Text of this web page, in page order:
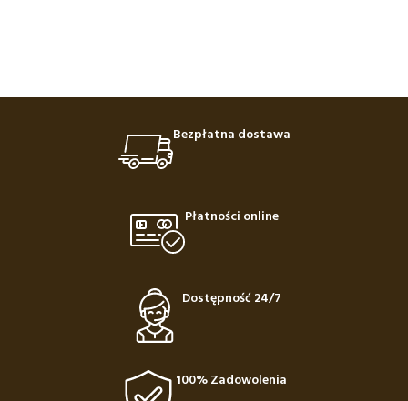
Bezpłatna dostawa
Płatności online
Dostępność 24/7
100% Zadowolenia